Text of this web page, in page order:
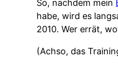
So, nachdem mein
habe, wird es
2010. Wer errät,
(Achso, das